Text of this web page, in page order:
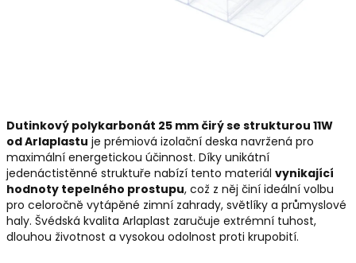
Dutinkový polykarbonát 25 mm čirý se strukturou 11W
od Arlaplastu je prémiová izolační deska navržená pro
maximální energetickou účinnost. Díky unikátní
jedenáctistěnné struktuře nabízí tento materiál vynikající
hodnoty tepelného prostupu, což z něj činí ideální volbu
pro celoročně vytápěné zimní zahrady, světlíky a průmyslové
haly. Švédská kvalita Arlaplast zaručuje extrémní tuhost,
dlouhou životnost a vysokou odolnost proti krupobití.